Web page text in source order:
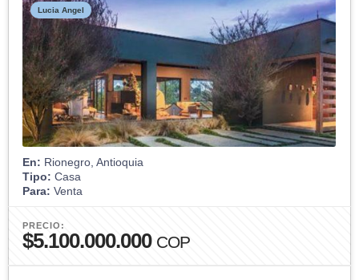
Lucia Angel
En: Rionegro, Antioquia
Tipo: Casa
Para: Venta
PRECIO:
$5.100.000.000 COP